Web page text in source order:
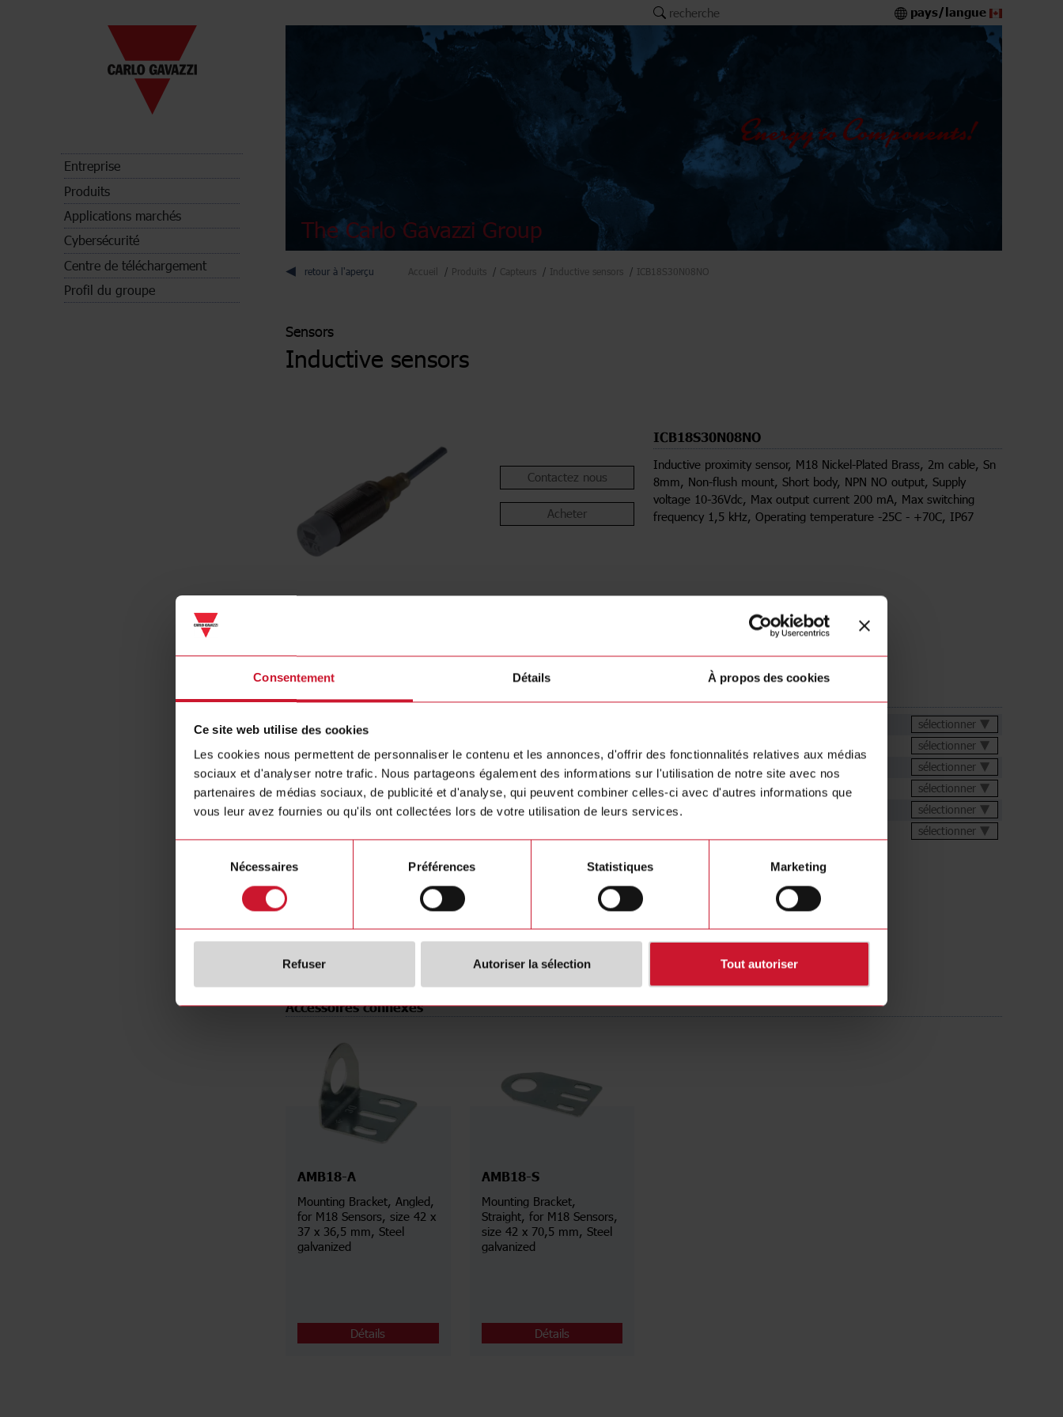
Consentement Détails À propos des cookies
Ce site web utilise des cookies
Les cookies nous permettent de personnaliser le contenu et les annonces, d'offrir des fonctionnalités relatives aux médias
sociaux et d'analyser notre trafic. Nous partageons également des informations sur l'utilisation de notre site avec nos
partenaires de médias sociaux, de publicité et d'analyse, qui peuvent combiner celles-ci avec d'autres informations que
vous leur avez fournies ou qu'ils ont collectées lors de votre utilisation de leurs services.
consentement
Nécessaires Préférences Statistiques Marketing
Refuser Autoriser la sélection Tout autoriser
Entreprise
Produits
Applications marchés
Cybersécurité
Centre de téléchargement
Profil du groupe
recherche pays/langue
The Carlo Gavazzi Group
retour à l'aperçu Accueil Produits Capteurs Inductive sensors ICB18S30N08NO
Sensors
Inductive sensors
Contactez nous
Acheter
ICB18S30N08NO
Inductive proximity sensor, M18 Nickel-Plated Brass, 2m cable, Sn
8mm, Non-flush mount, Short body, NPN NO output, Supply
voltage 10-36Vdc, Max output current 200 mA, Max switching
frequency 1,5 kHz, Operating temperature -25C - +70C, IP67
Spécifications
Rated operating distance
Diameter
M18
Output type
NPN
Output function
Normally open contact
Housing material
Metal
10 V ... 36 V
3830905
Téléchargements
sélectionner
sélectionner
Dessins sélectionner
Brochures sélectionner
Certifications sélectionner
sélectionner
Accessoires connexes
AMB18-A
Mounting Bracket, Angled,
for M18 Sensors, size 42 x
37 x 36,5 mm, Steel
galvanized
Détails
AMB18-S
Mounting Bracket,
Straight, for M18 Sensors,
size 42 x 70,5 mm, Steel
galvanized
Détails